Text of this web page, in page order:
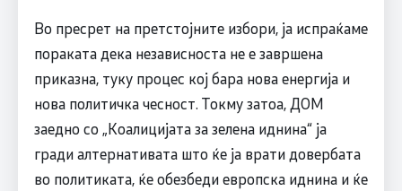
Во пресрет на претстојните избори, ја испраќаме
пораката дека независноста не е завршена
приказна, туку процес кој бара нова енергија и
нова политичка чесност. Токму затоа, ДОМ
заедно со „Коалицијата за зелена иднина“ ја
гради алтернативата што ќе ја врати довербата
во политиката, ќе обезбеди европска иднина и ќе